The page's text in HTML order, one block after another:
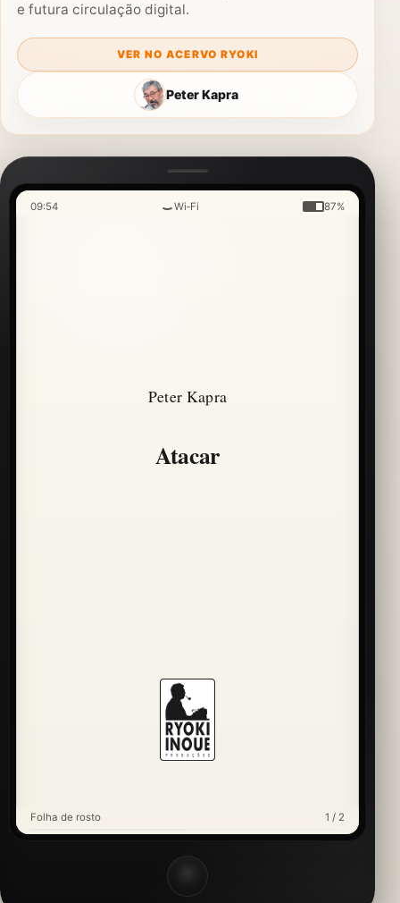
09:54 Wi‑Fi 87%
Peter Kapra
Atacar
Folha de rosto 1 / 2
e futura circulação digital.
VER NO ACERVO RYOKI
Peter Kapra